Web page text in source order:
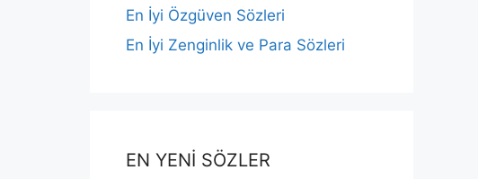
En İyi Özgüven Sözleri
En İyi Zenginlik ve Para Sözleri
EN YENİ SÖZLER